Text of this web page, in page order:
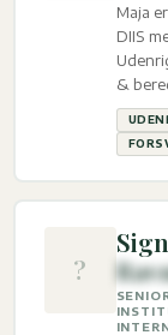
Maja
DIIS
&
?